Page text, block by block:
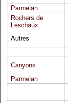
Parmelan
Rochers de
Leschaux
Autres
Canyons
Parmelan